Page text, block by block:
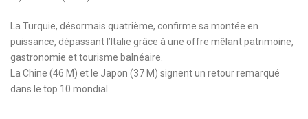
La Turquie, désormais quatrième, confirme sa montée en
puissance, dépassant l’Italie grâce à une offre mêlant patrimoine,
gastronomie et tourisme balnéaire.
La Chine (46 M) et le Japon (37 M) signent un retour remarqué
dans le top 10 mondial.